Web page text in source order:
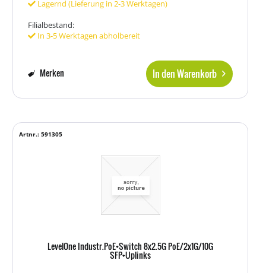
Lagernd (Lieferung in 2-3 Werktagen)
Filialbestand:
In 3-5 Werktagen abholbereit
In den Warenkorb
Merken
LevelOne Industr.PoE+Switch 8x2.5G PoE/2x1G/10G
SFP+Uplinks
Artnr.: 591305